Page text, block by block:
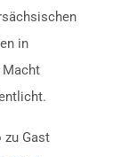
in
Macht
zu Gast